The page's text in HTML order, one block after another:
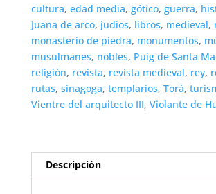
cultura, edad media, gótico, guerra,
Juana de arco, judios, libros, medieval,
monasterio de piedra, monumentos,
musulmanes, nobles, Puig de Santa
religión, revista, revista medieval, rey,
rutas, sinagoga, templarios, Torá,
Vientre del arquitecto III, Violante de
Descripción